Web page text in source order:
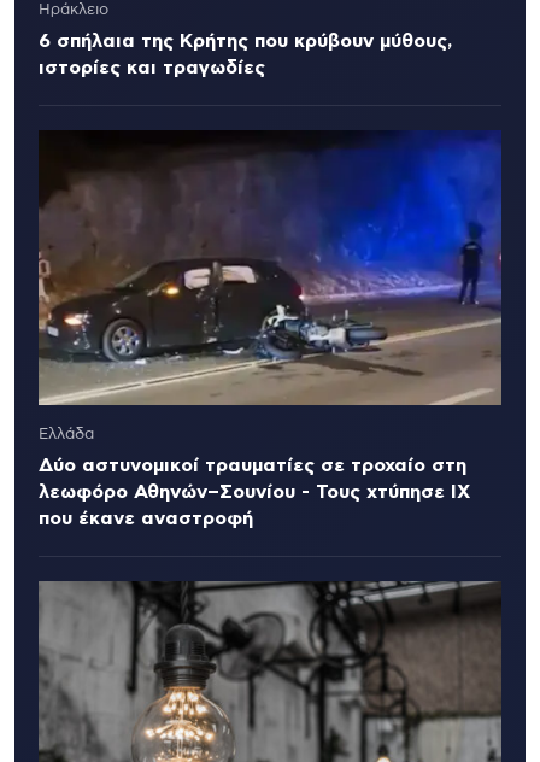
Ηράκλειο
6 σπήλαια της Κρήτης που κρύβουν μύθους,
ιστορίες και τραγωδίες
Ελλάδα
Δύο αστυνομικοί τραυματίες σε τροχαίο στη
λεωφόρο Αθηνών–Σουνίου - Τους χτύπησε ΙΧ
που έκανε αναστροφή